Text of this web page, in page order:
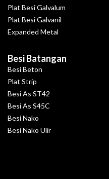
Plat Besi Galvalum
Plat Besi Galvanil
Expanded Metal
Besi Batangan
Besi Beton
Plat Strip
Besi As ST42
Besi As S45C
Besi Nako
Besi Nako Ulir